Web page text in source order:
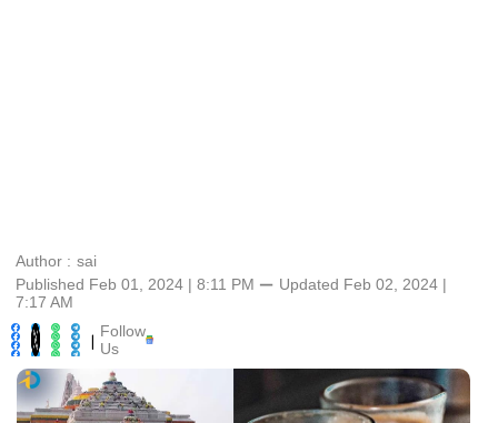
Author : sai
Published Feb 01, 2024 | 8:11 PM ⚊ Updated Feb 02, 2024 |
7:17 AM
| Follow
Us